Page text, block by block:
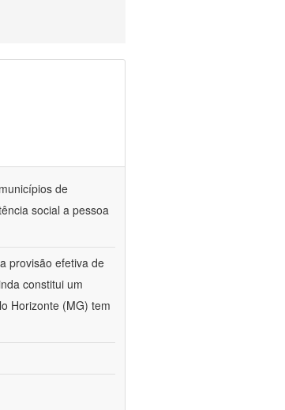
de
social a pessoa
provisão efetiva de
constitui um
Horizonte (MG) tem